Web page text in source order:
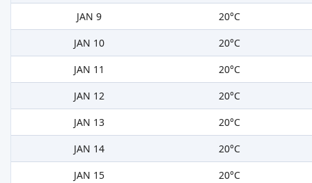
JAN 9
20°C
JAN 10
20°C
JAN 11
20°C
JAN 12
20°C
JAN 13
20°C
JAN 14
20°C
JAN 15
20°C